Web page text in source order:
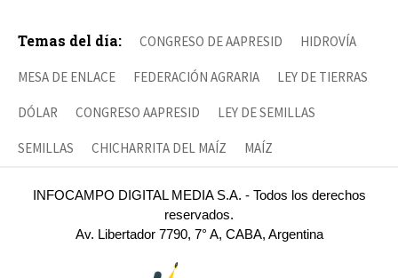
Temas del día: CONGRESO DE AAPRESID HIDROVÍA
MESA DE ENLACE FEDERACIÓN AGRARIA LEY DE TIERRAS
DÓLAR CONGRESO AAPRESID LEY DE SEMILLAS
SEMILLAS CHICHARRITA DEL MAÍZ MAÍZ
INFOCAMPO DIGITAL MEDIA S.A. - Todos los derechos
reservados.
Av. Libertador 7790, 7° A, CABA, Argentina